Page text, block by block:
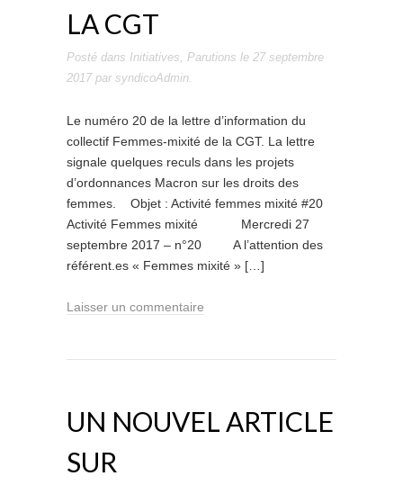
LA CGT
Posté dans Initiatives, Parutions le 27 septembre
2017par syndicoAdmin.
Le numéro 20 de la lettre d’information du
collectif Femmes-mixité de la CGT. La lettre
signale quelques reculs dans les projets
d’ordonnances Macron sur les droits des
femmes. Objet : Activité femmes mixité #20
Activité Femmes mixité Mercredi 27
septembre 2017 – n°20 A l’attention des
référent.es « Femmes mixité » […]
Laisser un commentaire
UN NOUVEL ARTICLE
SUR